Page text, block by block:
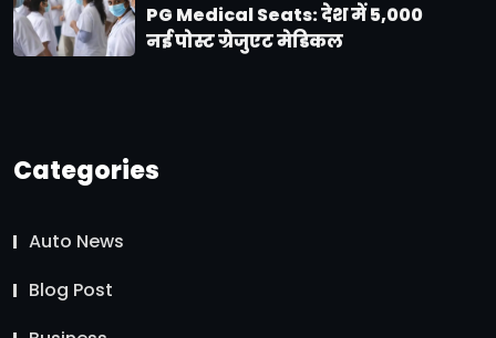
PG Medical Seats: देश में 5,000
नई पोस्ट ग्रेजुएट मेडिकल
Categories
Auto News
Blog Post